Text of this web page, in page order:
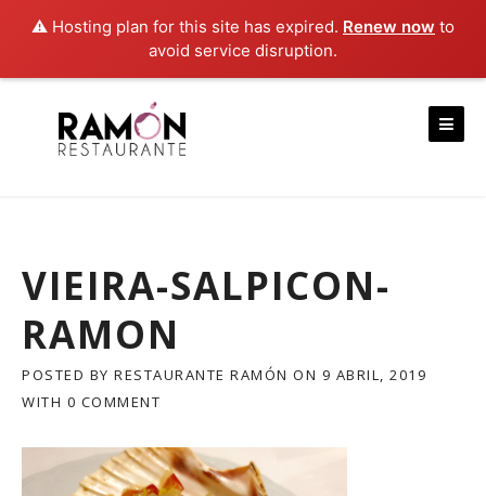
⚠️ Hosting plan for this site has expired. Renew now to
avoid service disruption.
VIEIRA-SALPICON-
RAMON
POSTED BY RESTAURANTE RAMÓN ON 9 ABRIL, 2019
WITH 0 COMMENT